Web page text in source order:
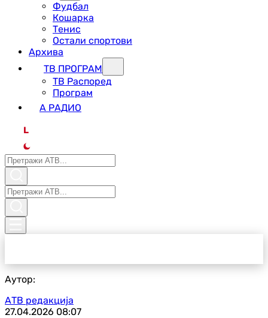
Фудбал
Кошарка
Тенис
Остали спортови
Архива
ТВ ПРОГРАМ
ТВ Распоред
Програм
А РАДИО
L
Аутор:
АТВ редакција
27.04.2026 08:07